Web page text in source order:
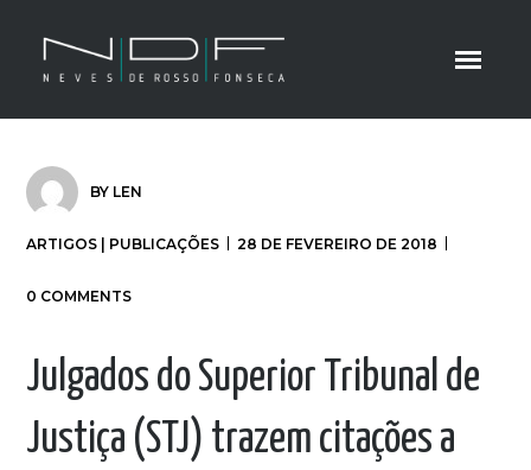
BY LEN
ARTIGOS | PUBLICAÇÕES 28 DE FEVEREIRO DE 2018
0 COMMENTS
Julgados do Superior Tribunal de
Justiça (STJ) trazem citações a